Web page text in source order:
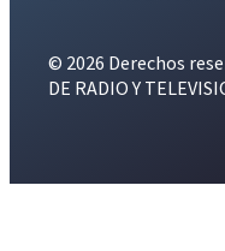
© 2026 Derechos
DE RADIO Y